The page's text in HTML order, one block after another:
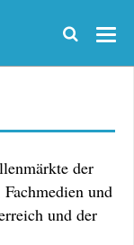
der
und
und der